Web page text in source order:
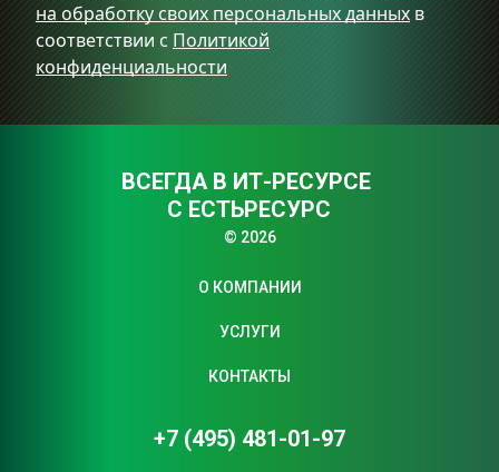
на обработку своих персональных данных в
соответствии с Политикой
конфиденциальности
ВСЕГДА В ИТ-РЕСУРСЕ
С ЕСТЬРЕСУРС
© 2026
О КОМПАНИИ
УСЛУГИ
КОНТАКТЫ
+7 (495) 481-01-97